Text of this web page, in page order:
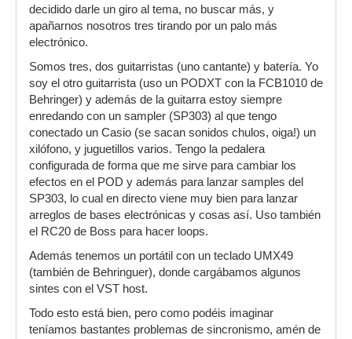
decidido darle un giro al tema, no buscar más, y
apañarnos nosotros tres tirando por un palo más
electrónico.
Somos tres, dos guitarristas (uno cantante) y batería. Yo
soy el otro guitarrista (uso un PODXT con la FCB1010 de
Behringer) y además de la guitarra estoy siempre
enredando con un sampler (SP303) al que tengo
conectado un Casio (se sacan sonidos chulos, oiga!) un
xilófono, y juguetillos varios. Tengo la pedalera
configurada de forma que me sirve para cambiar los
efectos en el POD y además para lanzar samples del
SP303, lo cual en directo viene muy bien para lanzar
arreglos de bases electrónicas y cosas así. Uso también
el RC20 de Boss para hacer loops.
Además tenemos un portátil con un teclado UMX49
(también de Behringuer), donde cargábamos algunos
sintes con el VST host.
Todo esto está bien, pero como podéis imaginar
teníamos bastantes problemas de sincronismo, amén de